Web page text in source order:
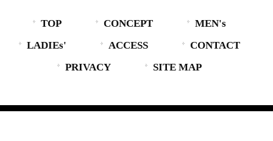
TOP CONCEPT
MEN's
LADIEs'
ACCESS
CONTACT
PRIVACY
SITE MAP